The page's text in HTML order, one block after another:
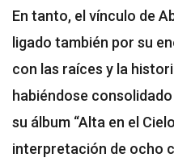
En tanto, el vínculo de
ligado también por su
con las raíces y la
habiéndose
su álbum “Alta en el
interpretación de ocho